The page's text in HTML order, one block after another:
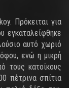
Πρόκειται για
εγκαταλείφθηκε
αυτό χωριό
ενώ η μικρή
τους κατοίκους
πέτρινα σπίτια